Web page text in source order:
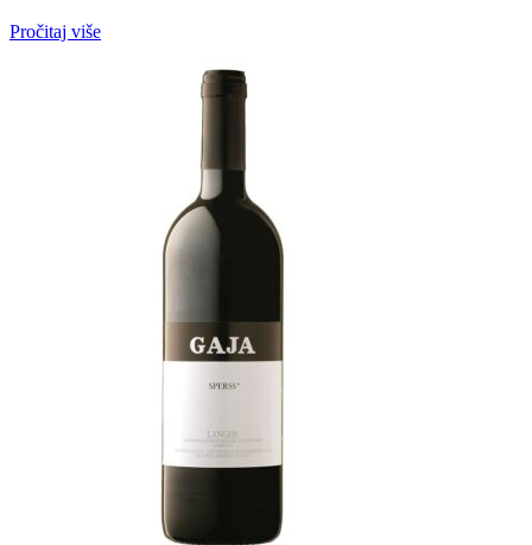
Pročitaj više